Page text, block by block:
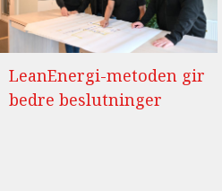
LeanEnergi-metoden gir
bedre beslutninger